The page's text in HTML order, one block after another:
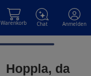
Warenkorb Chat Anmelden
Hoppla, da